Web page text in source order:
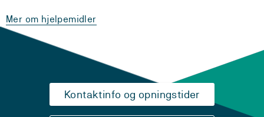
Mer om hjelpemidler
Kontaktinfo og opningstider